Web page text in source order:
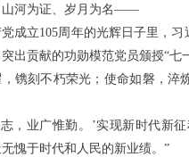
山河为证、岁月为名——
成立105周年的光辉日子里，
出贡献的功勋模范党员颁授“七
，镌刻不朽荣光；使命如磐，淬
志，业广惟勤。’实现新时代新
愧于时代和人民的新业绩。”